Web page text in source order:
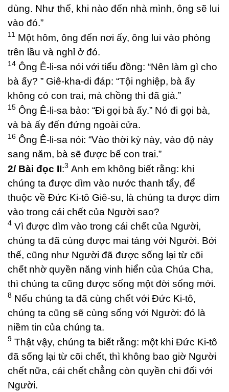
dùng. Như thế, khi nào đến nhà mình, ông sẽ lui
vào đó.”
11 Một hôm, ông đến nơi ấy, ông lui vào phòng
trên lầu và nghỉ ở đó.
14 Ông Ê-li-sa nói với tiểu đồng: “Nên làm gì cho
bà ấy? ” Giê-kha-di đáp: “Tội nghiệp, bà ấy
không có con trai, mà chồng thì đã già.”
15 Ông Ê-li-sa bảo: “Đi gọi bà ấy.” Nó đi gọi bà,
và bà ấy đến đứng ngoài cửa.
16 Ông Ê-li-sa nói: “Vào thời kỳ này, vào độ này
sang năm, bà sẽ được bế con trai.”
2/ Bài đọc II:3 Anh em không biết rằng: khi
chúng ta được dìm vào nước thanh tẩy, để
thuộc về Đức Ki-tô Giê-su, là chúng ta được dìm
vào trong cái chết của Người sao?
4 Vì được dìm vào trong cái chết của Người,
chúng ta đã cùng được mai táng với Người. Bởi
thế, cũng như Người đã được sống lại từ cõi
chết nhờ quyền năng vinh hiển của Chúa Cha,
thì chúng ta cũng được sống một đời sống mới.
8 Nếu chúng ta đã cùng chết với Đức Ki-tô,
chúng ta cũng sẽ cùng sống với Người: đó là
niềm tin của chúng ta.
9 Thật vậy, chúng ta biết rằng: một khi Đức Ki-tô
đã sống lại từ cõi chết, thì không bao giờ Người
chết nữa, cái chết chẳng còn quyền chi đối với
Người.